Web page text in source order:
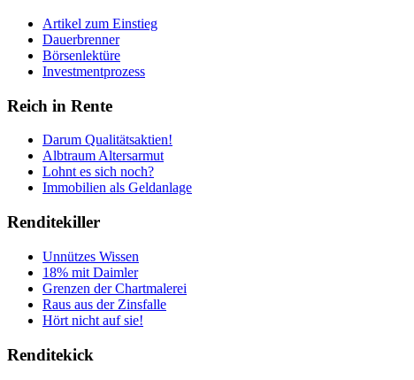
Artikel zum Einstieg
Dauerbrenner
Börsenlektüre
Investmentprozess
Reich in Rente
Darum Qualitätsaktien!
Albtraum Altersarmut
Lohnt es sich noch?
Immobilien als Geldanlage
Renditekiller
Unnützes Wissen
18% mit Daimler
Grenzen der Chartmalerei
Raus aus der Zinsfalle
Hört nicht auf sie!
Renditekick